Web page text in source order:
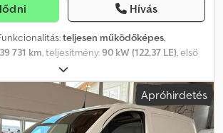
Hívás
teljesen működőképes,
39 731 km, teljesítmény:90 kW (122,37 LE), első
, üzemanyagtípus:
állapota:80 százalék, tengelyelrendezés:
mechanikai, kibocsátási osztály:Euro
Gyártási év:2016, üzemórák:3 839 h,
szervokormány, Nissan Cabstar Oil&Steel
Apróhirdetés